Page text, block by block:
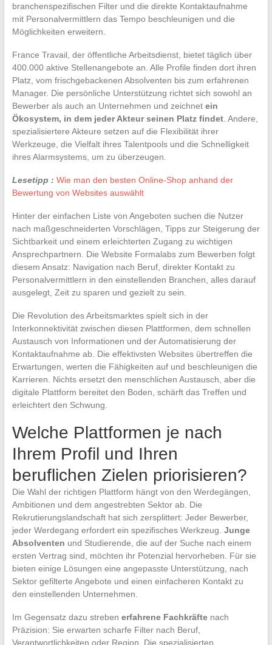
branchenspezifischen Filter und die direkte Kontaktaufnahme
mit Personalvermittlern das Tempo beschleunigen und die
Möglichkeiten erweitern.
France Travail, der öffentliche Arbeitsdienst, bietet täglich über
400.000 aktive Stellenangebote an. Alle Profile finden dort ihren
Platz, vom frischgebackenen Absolventen bis zum erfahrenen
Manager. Die persönliche Unterstützung richtet sich sowohl an
Bewerber als auch an Unternehmen und zeichnet ein
Ökosystem, in dem jeder Akteur seinen Platz findet. Andere,
spezialisiertere Akteure setzen auf die Flexibilität ihrer
Werkzeuge, die Vielfalt ihres Talentpools und die Schnelligkeit
ihres Alarmsystems, um zu überzeugen.
Lesetipp : Wie man den besten Online-Shop anhand der
Bewertung von Websites auswählt
Hinter der einfachen Liste von Angeboten suchen die Nutzer
nach maßgeschneiderten Vorschlägen, Tipps zur Steigerung der
Sichtbarkeit und einem erleichterten Zugang zu wichtigen
Ansprechpartnern. Die Website Formalabs zum Bewerben folgt
diesem Ansatz: Navigation nach Beruf, direkter Kontakt zu
Personalvermittlern in den einstellenden Branchen, alles darauf
ausgelegt, Zeit zu sparen und gezielt zu sein.
Die Revolution des Arbeitsmarktes spielt sich in der
Interkonnektivität zwischen diesen Plattformen, dem schnellen
Austausch von Informationen und der Automatisierung der
Kontaktaufnahme ab. Die effektivsten Websites übertreffen die
Erwartungen, werten die Fähigkeiten auf und beschleunigen die
Karrieren. Nichts ersetzt den menschlichen Austausch, aber die
digitale Plattform bereitet den Boden, schärft das Treffen und
erleichtert den Schwung.
Welche Plattformen je nach
Ihrem Profil und Ihren
beruflichen Zielen priorisieren?
Die Wahl der richtigen Plattform hängt von den Werdegängen,
Ambitionen und dem angestrebten Sektor ab. Die
Rekrutierungslandschaft hat sich zersplittert: Jeder Bewerber,
jeder Werdegang erfordert ein spezifisches Werkzeug. Junge
Absolventen und Studierende, die auf der Suche nach einem
ersten Vertrag sind, möchten ihr Potenzial hervorheben. Für sie
bieten einige Lösungen eine angepasste Unterstützung, nach
Sektor gefilterte Angebote und einen einfacheren Kontakt zu
den einstellenden Unternehmen.
Im Gegensatz dazu streben erfahrene Fachkräftenach
Präzision: Sie erwarten scharfe Filter nach Beruf,
Verantwortlichkeiten oder Region. Die spezialisierten